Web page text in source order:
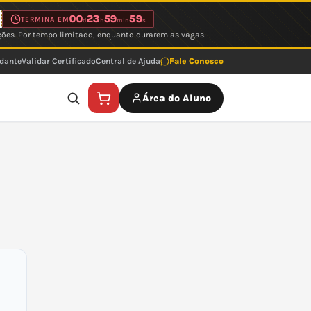
TERMINA EM00d23 h59min59s
Por tempo limitado, enquanto durarem as vagas.
Validar CertificadoCentral de Ajuda Fale Conosco
Área do Aluno